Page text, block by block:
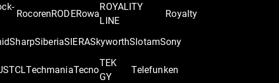
RocorenRODERowa
ROYALITY
LINE
Royalty
SharpSiberiaSIERASkyworthSlotamSony
TCLTechmaniaTecno
TEK
GY
Telefunken